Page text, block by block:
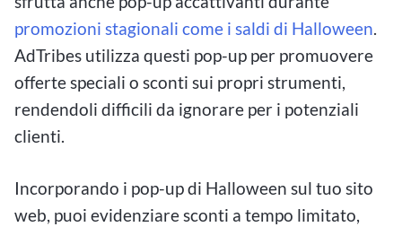
promozioni stagionali come i saldi di Halloween
AdTribes utilizza questi pop-up per promuovere
offerte speciali o sconti sui propri strumenti,
rendendoli difficili da ignorare per i potenziali
clienti.
Incorporando i pop-up di Halloween sul tuo sito
web, puoi evidenziare sconti a tempo limitato,